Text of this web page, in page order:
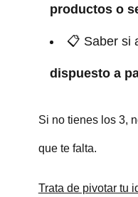
productos o
📋 Saber si
dispuesto a
Si no tienes los 3,
que te falta.
Trata de pivotar tu
Test